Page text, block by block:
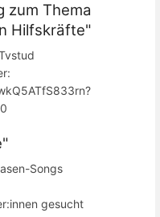
zum Thema
Hilfskräfte"
Songs
gesucht